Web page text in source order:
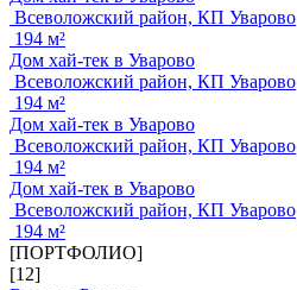
Всеволожский район, КП Уварово
194 м²
Дом хай-тек в Уварово
Всеволожский район, КП Уварово
194 м²
Дом хай-тек в Уварово
Всеволожский район, КП Уварово
194 м²
Дом хай-тек в Уварово
Всеволожский район, КП Уварово
194 м²
[ПОРТФОЛИО]
[12]